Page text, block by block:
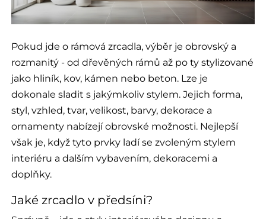
Pokud jde o rámová zrcadla, výběr je obrovský a
rozmanitý - od dřevěných rámů až po ty stylizované
jako hliník, kov, kámen nebo beton. Lze je
dokonale sladit s jakýmkoliv stylem. Jejich forma,
styl, vzhled, tvar, velikost, barvy, dekorace a
ornamenty nabízejí obrovské možnosti. Nejlepší
však je, když tyto prvky ladí se zvoleným stylem
interiéru a dalším vybavením, dekoracemi a
doplňky.
Jaké zrcadlo v předsíni?